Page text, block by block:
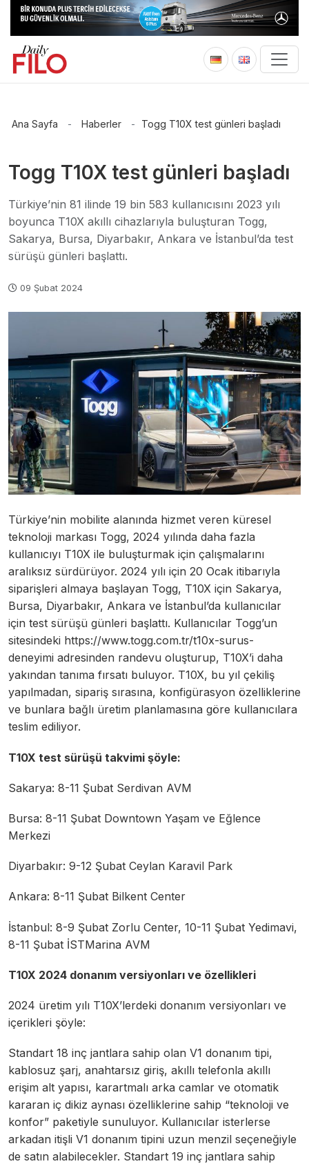
Ana Sayfa - Haberler - Togg T10X test günleri başladı
Togg T10X test günleri başladı
Türkiye’nin 81 ilinde 19 bin 583 kullanıcısını 2023 yılı
boyunca T10X akıllı cihazlarıyla buluşturan Togg,
Sakarya, Bursa, Diyarbakır, Ankara ve İstanbul’da test
sürüşü günleri başlattı.
09 Şubat 2024
Türkiye’nin mobilite alanında hizmet veren küresel
teknoloji markası Togg, 2024 yılında daha fazla
kullanıcıyı T10X ile buluşturmak için çalışmalarını
aralıksız sürdürüyor. 2024 yılı için 20 Ocak itibarıyla
siparişleri almaya başlayan Togg, T10X için Sakarya,
Bursa, Diyarbakır, Ankara ve İstanbul’da kullanıcılar
için test sürüşü günleri başlattı. Kullanıcılar Togg’un
sitesindeki https://www.togg.com.tr/t10x-surus-
deneyimi adresinden randevu oluşturup, T10X’i daha
yakından tanıma fırsatı buluyor. T10X, bu yıl çekiliş
yapılmadan, sipariş sırasına, konfigürasyon özelliklerine
ve bunlara bağlı üretim planlamasına göre kullanıcılara
teslim ediliyor.
T10X test sürüşü takvimi şöyle:
Sakarya: 8-11 Şubat Serdivan AVM
Bursa: 8-11 Şubat Downtown Yaşam ve Eğlence
Merkezi
Diyarbakır: 9-12 Şubat Ceylan Karavil Park
Ankara: 8-11 Şubat Bilkent Center
İstanbul: 8-9 Şubat Zorlu Center, 10-11 Şubat Yedimavi,
8-11 Şubat İSTMarina AVM
T10X 2024 donanım versiyonları ve özellikleri
2024 üretim yılı T10X’lerdeki donanım versiyonları ve
içerikleri şöyle:
Standart 18 inç jantlara sahip olan V1 donanım tipi,
kablosuz şarj, anahtarsız giriş, akıllı telefonla akıllı
erişim alt yapısı, karartmalı arka camlar ve otomatik
kararan iç dikiz aynası özelliklerine sahip “teknoloji ve
konfor” paketiyle sunuluyor. Kullanıcılar isterlerse
arkadan itişli V1 donanım tipini uzun menzil seçeneğiyle
de satın alabilecekler. Standart 19 inç jantlara sahip